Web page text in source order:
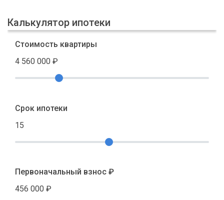
Калькулятор ипотеки
Стоимость квартиры
4 560 000 ₽
Срок ипотеки
15
Первоначальный взнос ₽
456 000 ₽